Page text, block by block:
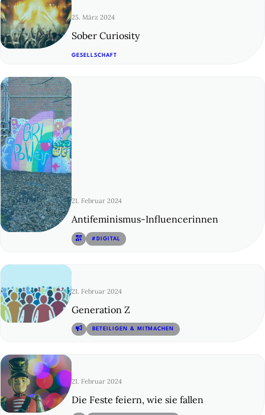
25. März 2024
Sober Curiosity
GESELLSCHAFT
21. Februar 2024
Antifeminismus-Influencerinnen
#DIGITAL
21. Februar 2024
Generation Z
BETEILIGEN & MITMACHEN
21. Februar 2024
Die Feste feiern, wie sie fallen